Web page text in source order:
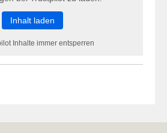
Inhalt laden
Inhalte immer entsperren